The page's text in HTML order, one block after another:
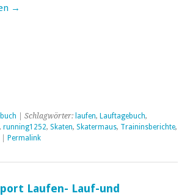
→
| Schlagwörter: laufen, Lauftagebuch,
, running1252, Skaten, Skatermaus, Traininsberichte,
Permalink
Laufen- Lauf-und